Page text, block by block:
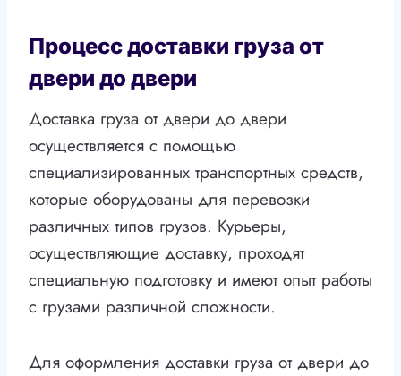
Процесс доставки груза от
двери до двери
Доставка груза от двери до двери
осуществляется с помощью
специализированных транспортных средств,
которые оборудованы для перевозки
различных типов грузов. Курьеры,
осуществляющие доставку, проходят
специальную подготовку и имеют опыт работы
с грузами различной сложности.
Для оформления доставки груза от двери до